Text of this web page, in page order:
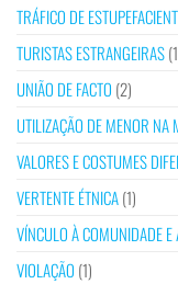
TRÁFICO DE
TURISTAS ESTRANGEIRAS
UNIÃO DE FACTO (2)
UTILIZAÇÃO DE MENOR NA
VALORES E COSTUMES
VERTENTE ÉTNICA(1)
VÍNCULO À COMUNIDADE
VIOLAÇÃO (1)